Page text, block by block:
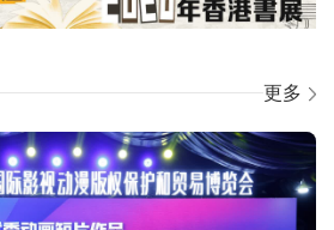
更多